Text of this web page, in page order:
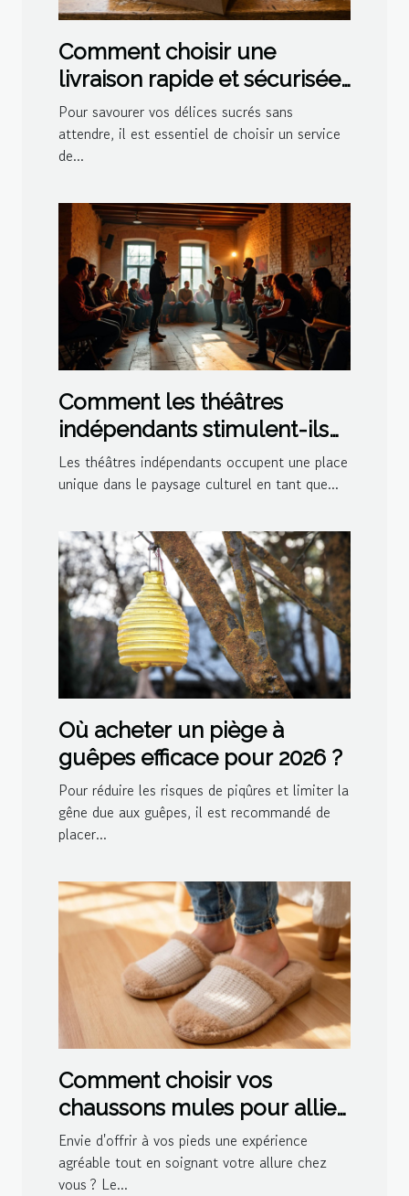
Comment choisir une
livraison rapide et sécurisée
pour vos délices sucrés ?
Pour savourer vos délices sucrés sans
attendre, il est essentiel de choisir un service
de...
Comment les théâtres
indépendants stimulent-ils
la créativité culturelle ?
Les théâtres indépendants occupent une place
unique dans le paysage culturel en tant que...
Où acheter un piège à
guêpes efficace pour 2026 ?
Pour réduire les risques de piqûres et limiter la
gêne due aux guêpes, il est recommandé de
placer...
Comment choisir vos
chaussons mules pour allier
confort et style ?
Envie d'offrir à vos pieds une expérience
agréable tout en soignant votre allure chez
vous ? Le...